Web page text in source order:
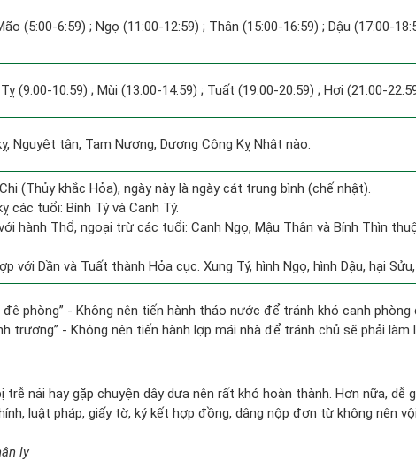
(5:00-6:59) ; Ngọ (11:00-12:59) ; Thân (15:00-16:59) ; Dậu (17:00-
(9:00-10:59) ; Mùi (13:00-14:59) ; Tuất (19:00-20:59) ; Hợi (21:00-
Nguyệt tận, Tam Nương, Dương Công Kỵ Nhật nào.
(Thủy khắc Hỏa), ngày này là ngày cát trung bình (chế nhật).
các tuổi: Bính Tý và Canh Tý.
hành Thổ, ngoại trừ các tuổi: Canh Ngọ, Mậu Thân và Bính Thìn
với Dần và Tuất thành Hỏa cục. Xung Tý, hình Ngọ, hình Dậu, hại
đê phòng” - Không nên tiến hành tháo nước để tránh khó canh phòng
trương” - Không nên tiến hành lợp mái nhà để tránh chủ sẽ phải làm
trễ nải hay gặp chuyện dây dưa nên rất khó hoàn thành. Hơn nữa, dễ
luật pháp, giấy tờ, ký kết hợp đồng, dâng nộp đơn từ không nên
ly